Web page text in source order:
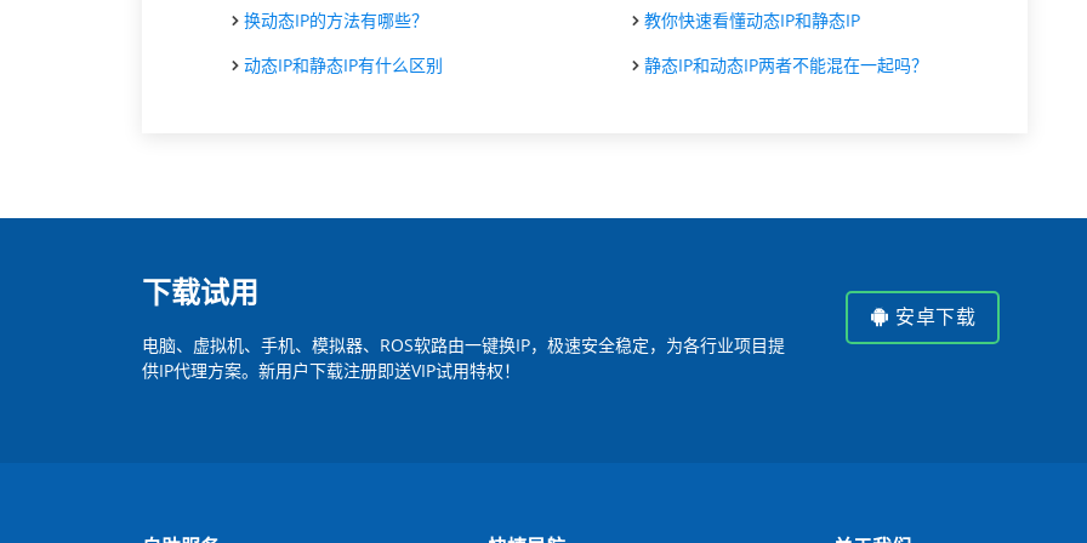
换动态IP的方法有哪些？
教你快速看懂动态IP和静态IP
动态IP和静态IP有什么区别
静态IP和动态IP两者不能混在一起吗？
下载试用
电脑、虚拟机、手机、模拟器、ROS软路由一键换IP，极速安全稳定，为各行业项目提
供IP代理方案。新用户下载注册即送VIP试用特权！
安卓下载